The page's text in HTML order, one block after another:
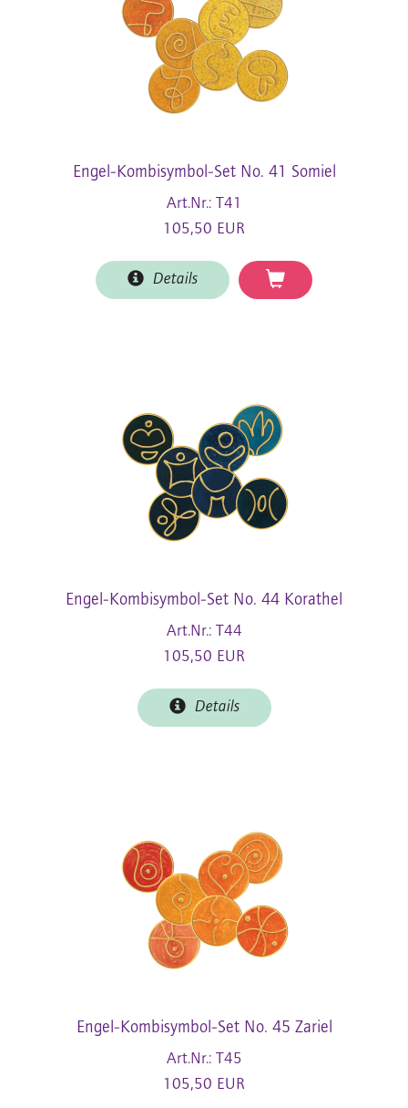
Engel-Kombisymbol-Set No. 41 Somiel
Art.Nr.: T41
105,50 EUR
Details
Engel-Kombisymbol-Set No. 44 Korathel
Art.Nr.: T44
105,50 EUR
Details
Engel-Kombisymbol-Set No. 45 Zariel
Art.Nr.: T45
105,50 EUR